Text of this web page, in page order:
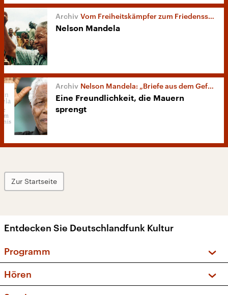
Vom Freiheitskämpfer zum Friedensstifter
Nelson Mandela
Nelson Mandela: „Briefe aus dem Gefängnis“
Eine Freundlichkeit, die Mauern
sprengt
Zur Startseite
Entdecken Sie Deutschlandfunk Kultur
Programm
Sendungen und Podcasts
Hören